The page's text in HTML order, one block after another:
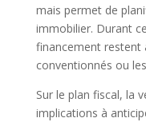
mais permet de
immobilier. Durant
financement restent
conventionnés ou
Sur le plan fiscal, la
implications à